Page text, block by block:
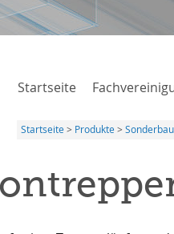
Startseite
Startseite Produkte